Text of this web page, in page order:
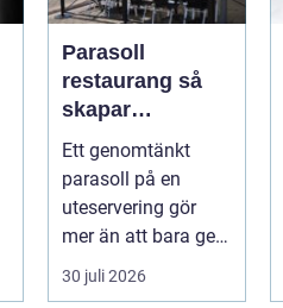
Parasoll
restaurang så
skapar
uteserveringen
rätt känsla året
runt
Ett genomtänkt
parasoll på en
uteservering gör
mer än att bara ge
skugga. Det
påverkar hur länge
30 juli 2026